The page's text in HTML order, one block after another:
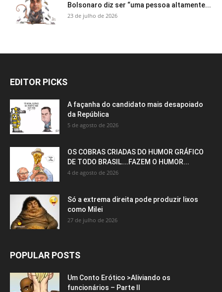
Bolsonaro diz ser “uma pessoa altamente...
23 de julho de 2026
EDITOR PICKS
A façanha do candidato mais desapoiado
da República
5 de agosto de 2026
OS COBRAS CRIADAS DO HUMOR GRÁFICO
DE TODO BRASIL….FAZEM O HUMOR...
4 de agosto de 2026
Só a extrema direita pode produzir lixos
como Milei
27 de julho de 2026
POPULAR POSTS
Um Conto Erótico >Aliviando os
funcionários – Parte II